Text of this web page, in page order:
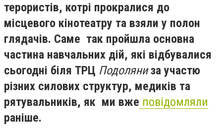
терористів, котрі прокралися до
місцевого кінотеатру та взяли у полон
глядачів. Саме так пройшла основна
частина навчальних дій, які відбувалися
сьогодні біля ТРЦ Подоляниза участю
різних силових структур, медиків та
рятувальників, як ми вже повідомляли
раніше.